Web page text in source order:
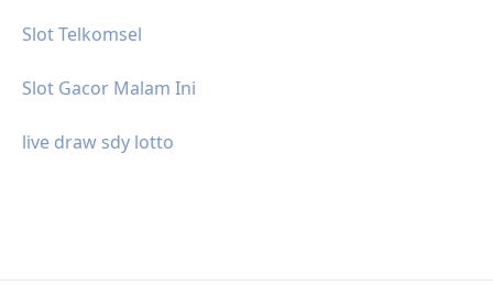
Slot Telkomsel
Slot Gacor Malam Ini
live draw sdy lotto